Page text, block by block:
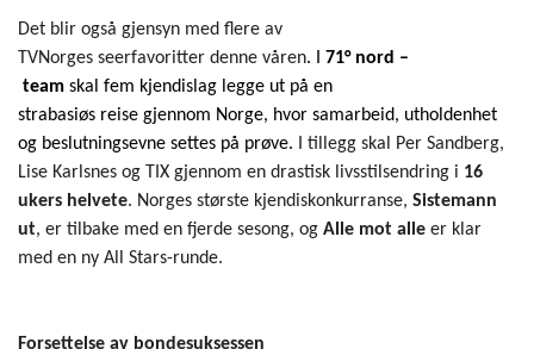
Det blir også gjensyn med flere av
TVNorges seerfavoritter denne våren. I 71° nord –
team skal fem kjendislag legge ut på en
strabasiøs reise gjennom Norge, hvor samarbeid, utholdenhet
og beslutningsevne settes på prøve. I tillegg skal Per Sandberg,
Lise Karlsnes og TIX gjennom en drastisk livsstilsendring i 16
ukers helvete. Norges største kjendiskonkurranse, Sistemann
ut, er tilbake med en fjerde sesong, og Alle mot alle er klar
med en ny All Stars-runde.
Forsettelse av bondesuksessen